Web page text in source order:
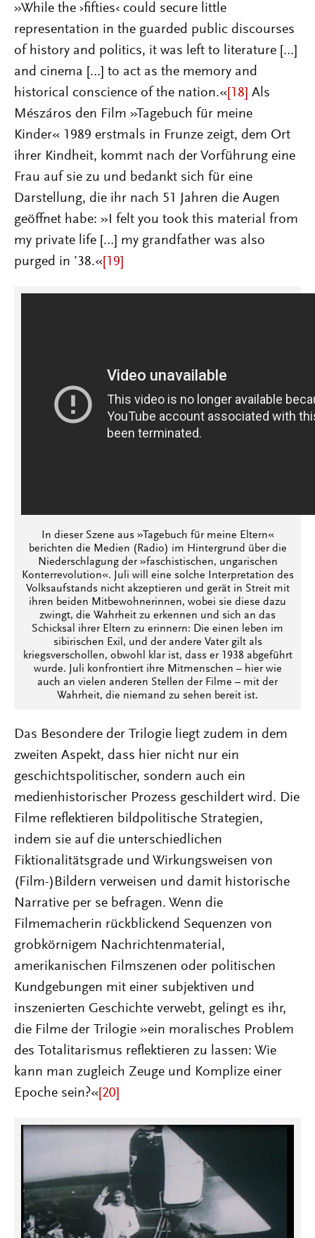
»While the ›fifties‹ could secure little
representation in the guarded public discourses
of history and politics, it was left to literature […]
and cinema […] to act as the memory and
historical conscience of the nation.« [18] Als
Mészáros den Film »Tagebuch für meine
Kinder« 1989 erstmals in Frunze zeigt, dem Ort
ihrer Kindheit, kommt nach der Vorführung eine
Frau auf sie zu und bedankt sich für eine
Darstellung, die ihr nach 51 Jahren die Augen
geöffnet habe: »I felt you took this material from
my private life […] my grandfather was also
purged in ’38.« [19]
In dieser Szene aus »Tagebuch für meine Eltern«
berichten die Medien (Radio) im Hintergrund über die
Niederschlagung der »faschistischen, ungarischen
Konterrevolution«. Juli will eine solche Interpretation des
Volksaufstands nicht akzeptieren und gerät in Streit mit
ihren beiden Mitbewohnerinnen, wobei sie diese dazu
zwingt, die Wahrheit zu erkennen und sich an das
Schicksal ihrer Eltern zu erinnern: Die einen leben im
sibirischen Exil, und der andere Vater gilt als
kriegsverschollen, obwohl klar ist, dass er 1938 abgeführt
wurde. Juli konfrontiert ihre Mitmenschen – hier wie
auch an vielen anderen Stellen der Filme – mit der
Wahrheit, die niemand zu sehen bereit ist.
Das Besondere der Trilogie liegt zudem in dem
zweiten Aspekt, dass hier nicht nur ein
geschichtspolitischer, sondern auch ein
medienhistorischer Prozess geschildert wird. Die
Filme reflektieren bildpolitische Strategien,
indem sie auf die unterschiedlichen
Fiktionalitätsgrade und Wirkungsweisen von
(Film-)Bildern verweisen und damit historische
Narrative per se befragen. Wenn die
Filmemacherin rückblickend Sequenzen von
grobkörnigem Nachrichtenmaterial,
amerikanischen Filmszenen oder politischen
Kundgebungen mit einer subjektiven und
inszenierten Geschichte verwebt, gelingt es ihr,
die Filme der Trilogie »ein moralisches Problem
des Totalitarismus reflektieren zu lassen: Wie
kann man zugleich Zeuge und Komplize einer
Epoche sein?« [20]